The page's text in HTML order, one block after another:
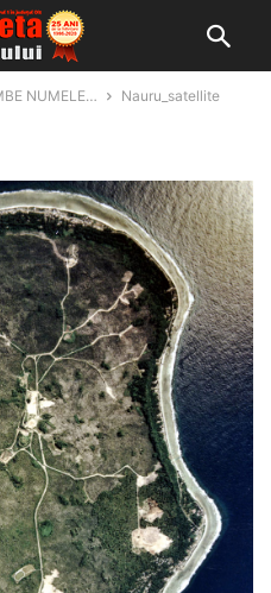
NUMELE… Nauru_satellite